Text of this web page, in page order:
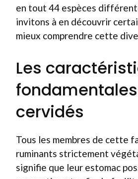
en tout 44 espèces
invitons à en découvrir
mieux comprendre cette
Les
cervidés
Tous les membres de cette
ruminants strictement
signifie que leur estomac